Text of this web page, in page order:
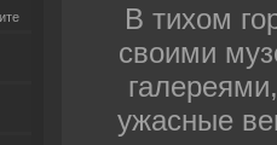
В тихом
своими
ужасные